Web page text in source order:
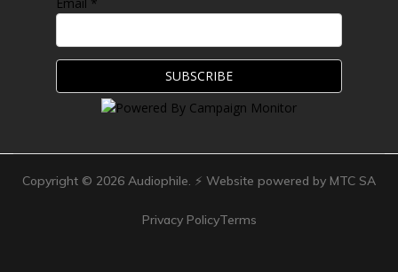
Copyright © 2026 Audiophile. ⚡ Website powered by MTC SA
Privacy PolicyTerms